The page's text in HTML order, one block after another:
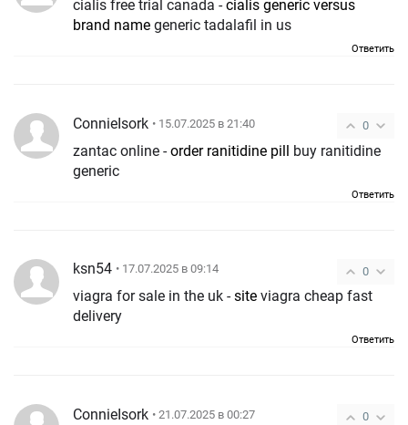
cialis free trial canada -cialis generic versus
brand name generic tadalafil in us
Ответить
0
ConnieIsork • 15.07.2025 в 21:40
zantac online -order ranitidine pill buy ranitidine
generic
Ответить
0
ksn54 • 17.07.2025 в 09:14
viagra for sale in the uk -site viagra cheap fast
delivery
Ответить
0
ConnieIsork • 21.07.2025 в 00:27